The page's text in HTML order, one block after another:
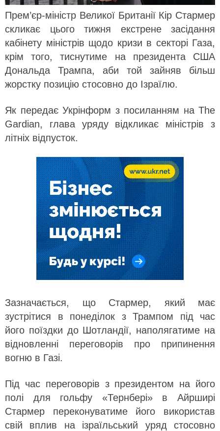
Прем’єр-міністр Великої Британії Кір Стармер
скликає цього тижня екстрене засідання
кабінету міністрів щодо кризи в секторі Газа,
крім того, тиснутиме на президента США
Дональда Трампа, аби той зайняв більш
жорстку позицію стосовно до Ізраїлю.
Як передає Укрінформ з посиланням на The
Gardian, глава уряду відкликає міністрів з
літніх відпусток.
Зазначається, що Стармер, який має
зустрітися в понеділок з Трампом під час
його поїздки до Шотландії, наполягатиме на
відновленні переговорів про припинення
вогню в Газі.
Під час переговорів з президентом на його
полі для гольфу «Тернбері» в Айрширі
Стармер переконуватиме його використав
свій вплив на ізраїльський уряд стосовно